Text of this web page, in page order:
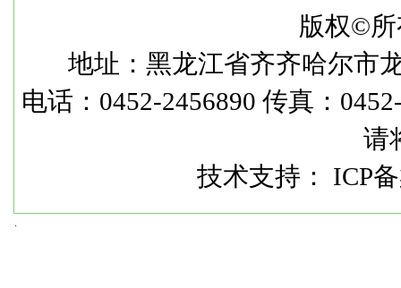
版权©
地址：黑龙江省齐齐哈尔市
电话：0452-2456890 传真：
请
技术支持： ICP